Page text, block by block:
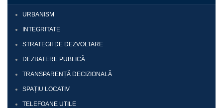
URBANISM
INTEGRITATE
STRATEGII DE DEZVOLTARE
DEZBATERE PUBLICĂ
TRANSPARENȚĂ DECIZIONALĂ
SPAȚIU LOCATIV
TELEFOANE UTILE